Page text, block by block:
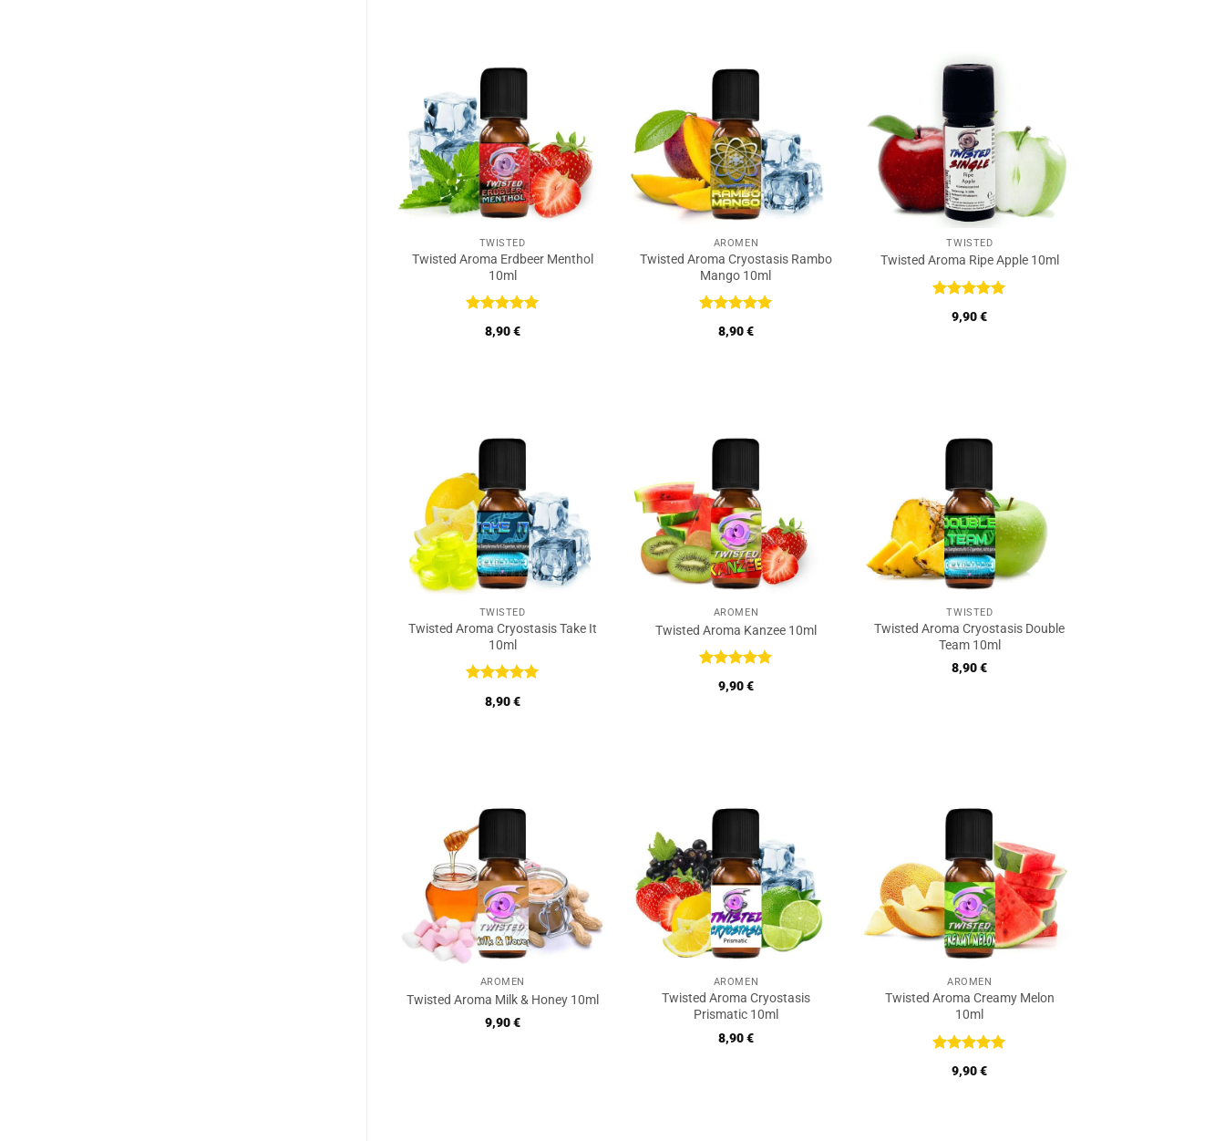
TWISTED
Twisted Aroma Erdbeer Menthol
10ml
Bewertet
mit5von
8,90€
AROMEN
Twisted Aroma Cryostasis Rambo
Mango 10ml
Bewertet
mit5von
8,90€
TWISTED
Twisted Aroma Ripe Apple 10ml
Bewertet
mit5von
9,90€
TWISTED
Twisted Aroma Cryostasis Take It
10ml
Bewertet
mit5von
8,90€
AROMEN
Twisted Aroma Kanzee 10ml
Bewertet
mit5von
9,90€
TWISTED
Twisted Aroma Cryostasis Double
Team 10ml
8,90€
AROMEN
Twisted Aroma Milk & Honey 10ml
9,90€
AROMEN
Twisted Aroma Cryostasis
Prismatic 10ml
8,90€
AROMEN
Twisted Aroma Creamy Melon
10ml
Bewertet
mit5von
9,90€